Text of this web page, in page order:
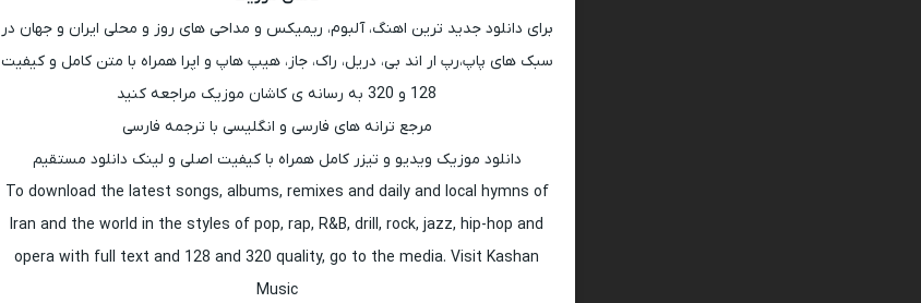
برای دانلود جدید ترین اهنگ، آلبوم، ریمیکس و مداحی های روز و محلی ایران و جهان در
سبک های پاپ،رپ ار اند بی، دریل، راک، جاز، هیپ هاپ و اپرا همراه با متن کامل و کیفیت
128 و 320 به رسانه ی کاشان موزیک مراجعه کنید
مرجع ترانه های فارسی و انگلیسی با ترجمه فارسی
دانلود موزیک ویدیو و تیزر کامل همراه با کیفیت اصلی و لینک دانلود مستقیم
To download the latest songs, albums, remixes and daily and local hymns of
Iran and the world in the styles of pop, rap, R&B, drill, rock, jazz, hip-hop and
opera with full text and 128 and 320 quality, go to the media. Visit Kashan
Music